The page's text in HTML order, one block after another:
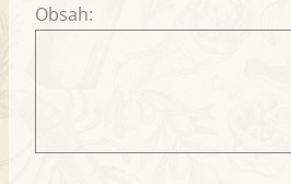
Obsah: